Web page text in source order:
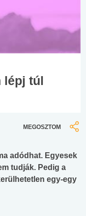
lépj túl
MEGOSZTOM
adódhat. Egyesek
tudják. Pedig a
egy-egy